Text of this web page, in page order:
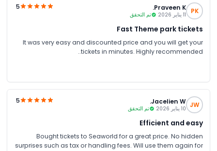
PK
Praveen K.
11 يناير 2026 تم التحقق
5
Fast Theme park tickets
It was very easy and discounted price and you will get your
tickets in minutes. Highly recommended..
JW
Jacelien W.
10 يناير 2026 تم التحقق
5
Efficient and easy
Bought tickets to Seaworld for a great price. No hidden
surprises such as tax or handling fees. Will use them again for